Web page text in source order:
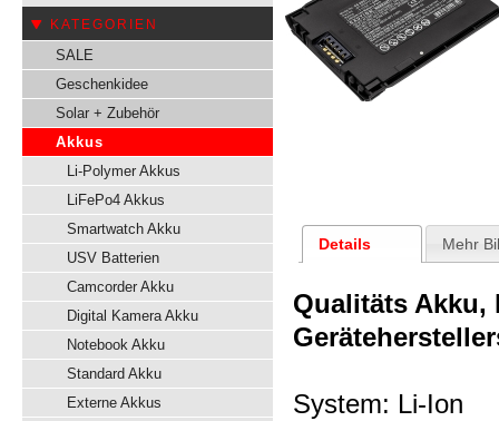
KATEGORIEN
SALE
Geschenkidee
Solar + Zubehör
Akkus
Li-Polymer Akkus
LiFePo4 Akkus
Smartwatch Akku
USV Batterien
Camcorder Akku
Digital Kamera Akku
Notebook Akku
Standard Akku
Externe Akkus
Details Mehr
Qualitäts Akku,
System: Li-Ion